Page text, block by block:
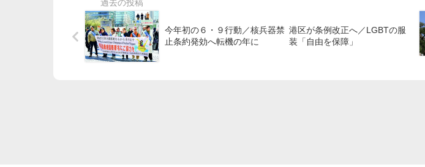
今年初の６・９行動／核兵器禁
止条約発効へ転機の年に
港区が条例改正へ／LGBTの服
装「自由を保障」